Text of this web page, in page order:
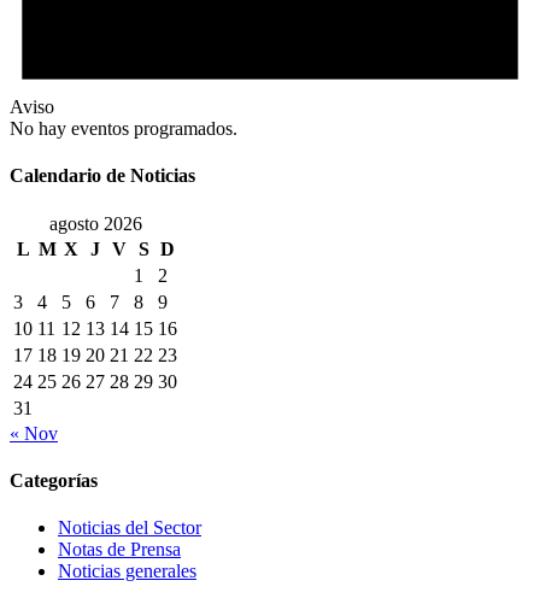
Aviso
No hay eventos programados.
Calendario de Noticias
agosto 2026
L M X J V S D
1
2
3
4 5 6 7 8
9
10 11 12 13 14 15 16
17 18 19 20 21 22 23
24 25 26 27 28 29 30
31
« Nov
Categorías
Noticias del Sector
Notas de Prensa
Noticias generales